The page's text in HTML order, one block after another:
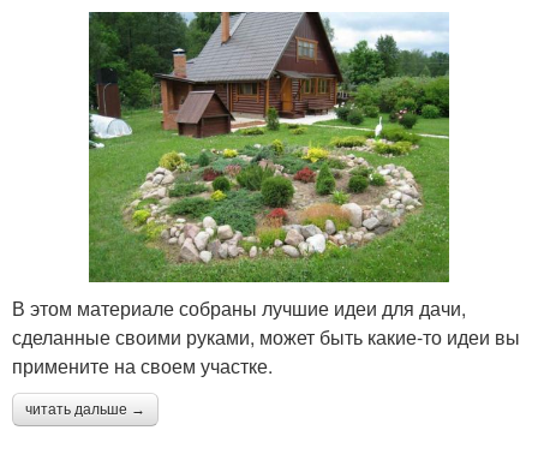
В этом материале собраны лучшие идеи для дачи,
сделанные своими руками, может быть какие-то идеи вы
примените на своем участке.
читать дальше →